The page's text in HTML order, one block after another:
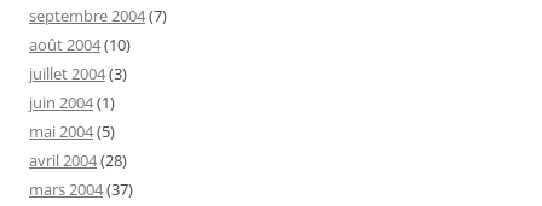
septembre 2004(7)
août 2004(10)
juillet 2004(3)
juin 2004(1)
mai 2004(5)
avril 2004(28)
mars 2004(37)